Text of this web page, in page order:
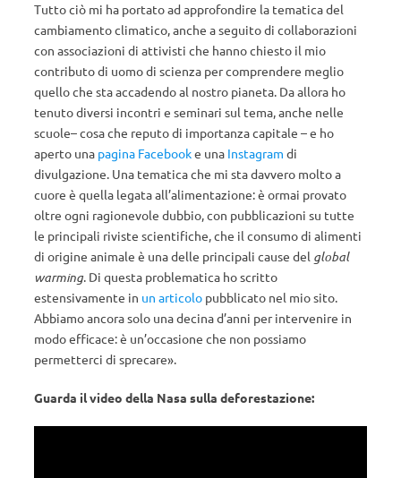
Tutto ciò mi ha portato ad approfondire la tematica del
cambiamento climatico, anche a seguito di collaborazioni
con associazioni di attivisti che hanno chiesto il mio
contributo di uomo di scienza per comprendere meglio
quello che sta accadendo al nostro pianeta. Da allora ho
tenuto diversi incontri e seminari sul tema, anche nelle
scuole– cosa che reputo di importanza capitale – e ho
aperto una pagina Facebooke una Instagram di
divulgazione. Una tematica che mi sta davvero molto a
cuore è quella legata all’alimentazione: è ormai provato
oltre ogni ragionevole dubbio, con pubblicazioni su tutte
le principali riviste scientifiche, che il consumo di alimenti
di origine animale è una delle principali cause del global
warming. Di questa problematica ho scritto
estensivamente in un articolo pubblicato nel mio sito.
Abbiamo ancora solo una decina d’anni per intervenire in
modo efficace: è un’occasione che non possiamo
permetterci di sprecare».
Guarda il video della Nasa sulla deforestazione: